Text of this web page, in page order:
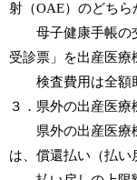
射（OAE）のどちら
母子健康手帳の交
受診票」を出産医療
検査費用は全額助
３．県外の出産医
県外の出産医療機
は、償還払い（払い